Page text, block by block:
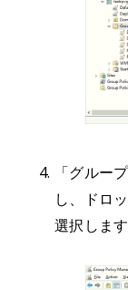
「グルー
し、ドロ
選択します